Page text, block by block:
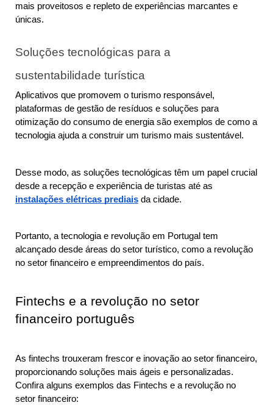
mais proveitosos e repleto de experiências marcantes e
únicas.
Soluções tecnológicas para a
sustentabilidade turística
Aplicativos que promovem o turismo responsável,
plataformas de gestão de resíduos e soluções para
otimização do consumo de energia são exemplos de como a
tecnologia ajuda a construir um turismo mais sustentável.
Desse modo, as soluções tecnológicas têm um papel crucial
instalações elétricas prediais da cidade.
Portanto, a tecnologia e revolução em Portugal tem
alcançado desde áreas do setor turístico, como a revolução
no setor financeiro e empreendimentos do país.
Fintechs e a revolução no setor
financeiro português
As fintechs trouxeram frescor e inovação ao setor financeiro,
proporcionando soluções mais ágeis e personalizadas.
Confira alguns exemplos das Fintechs e a revolução no
setor financeiro: